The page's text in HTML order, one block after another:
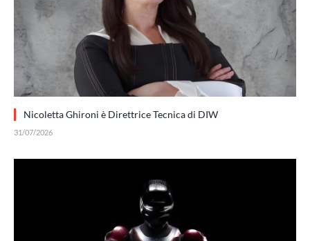
Nicoletta Ghironi è Direttrice Tecnica di DIW
31/07/2026